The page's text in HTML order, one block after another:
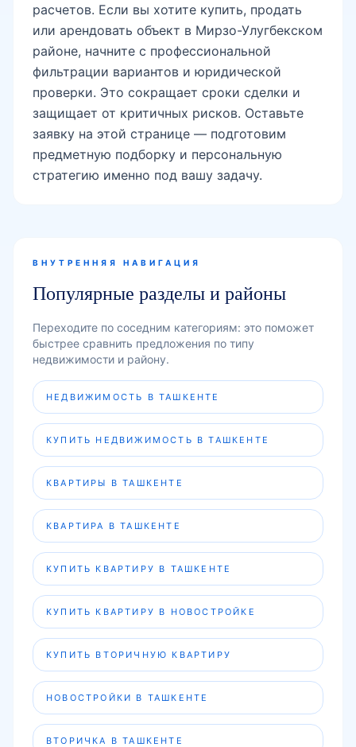
расчетов. Если вы хотите купить, продать
или арендовать объект в Мирзо-Улугбекском
районе, начните с профессиональной
фильтрации вариантов и юридической
проверки. Это сокращает сроки сделки и
защищает от критичных рисков. Оставьте
заявку на этой странице — подготовим
предметную подборку и персональную
стратегию именно под вашу задачу.
ВНУТРЕННЯЯ НАВИГАЦИЯ
Популярные разделы и районы
Переходите по соседним категориям: это поможет
быстрее сравнить предложения по типу
недвижимости и району.
НЕДВИЖИМОСТЬ В ТАШКЕНТЕ
КУПИТЬ НЕДВИЖИМОСТЬ В ТАШКЕНТЕ
КВАРТИРЫ В ТАШКЕНТЕ
КВАРТИРА В ТАШКЕНТЕ
КУПИТЬ КВАРТИРУ В ТАШКЕНТЕ
КУПИТЬ КВАРТИРУ В НОВОСТРОЙКЕ
КУПИТЬ ВТОРИЧНУЮ КВАРТИРУ
НОВОСТРОЙКИ В ТАШКЕНТЕ
ВТОРИЧКА В ТАШКЕНТЕ